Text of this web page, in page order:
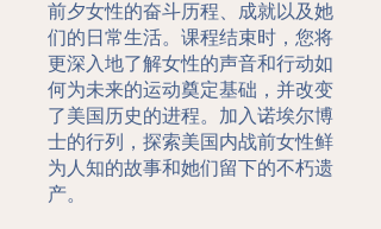
前夕女性的奋斗历程、成就以及她
们的日常生活。课程结束时，您将
更深入地了解女性的声音和行动如
何为未来的运动奠定基础，并改变
了美国历史的进程。加入诺埃尔博
士的行列，探索美国内战前女性鲜
为人知的故事和她们留下的不朽遗
产。